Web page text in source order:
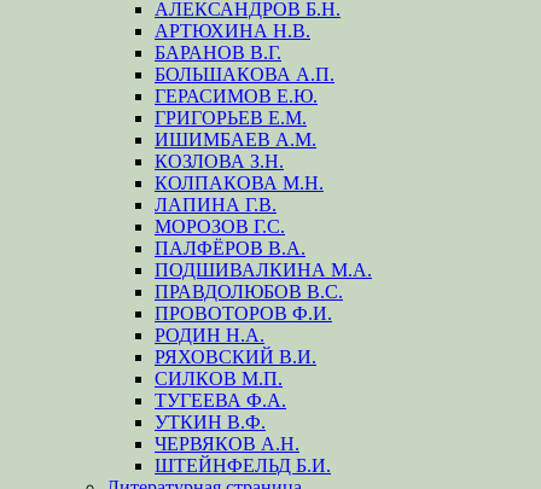
АЛЕКСАНДРОВ Б.Н.
АРТЮХИНА Н.В.
БАРАНОВ В.Г.
БОЛЬШАКОВА А.П.
ГЕРАСИМОВ Е.Ю.
ГРИГОРЬЕВ Е.М.
ИШИМБАЕВ А.М.
КОЗЛОВА З.Н.
КОЛПАКОВА М.Н.
ЛАПИНА Г.В.
МОРОЗОВ Г.С.
ПАЛФЁРОВ В.А.
ПОДШИВАЛКИНА М.А.
ПРАВДОЛЮБОВ В.С.
ПРОВОТОРОВ Ф.И.
РОДИН Н.А.
РЯХОВСКИЙ В.И.
СИЛКОВ М.П.
ТУГЕЕВА Ф.А.
УТКИН В.Ф.
ЧЕРВЯКОВ А.Н.
ШТЕЙНФЕЛЬД Б.И.